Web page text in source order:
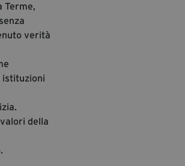
Terme,
verità
istituzioni
della